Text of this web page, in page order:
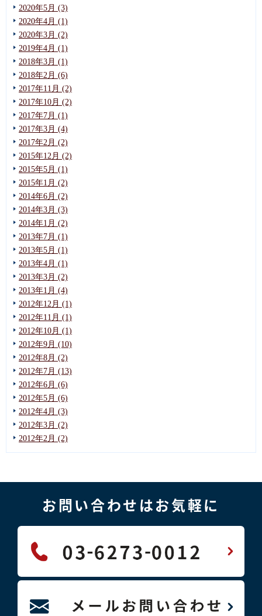
2020年5月 (3)
2020年4月 (1)
2020年3月 (2)
2019年4月 (1)
2018年3月 (1)
2018年2月 (6)
2017年11月 (2)
2017年10月 (2)
2017年7月 (1)
2017年3月 (4)
2017年2月 (2)
2015年12月 (2)
2015年5月 (1)
2015年1月 (2)
2014年6月 (2)
2014年3月 (3)
2014年1月 (2)
2013年7月 (1)
2013年5月 (1)
2013年4月 (1)
2013年3月 (2)
2013年1月 (4)
2012年12月 (1)
2012年11月 (1)
2012年10月 (1)
2012年9月 (10)
2012年8月 (2)
2012年7月 (13)
2012年6月 (6)
2012年5月 (6)
2012年4月 (3)
2012年3月 (2)
2012年2月 (2)
お問い合わせはお気軽に